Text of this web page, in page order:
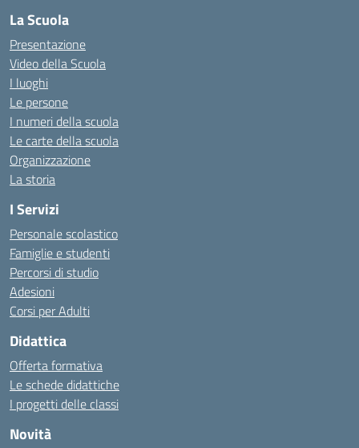
La Scuola
Presentazione
Video della Scuola
I luoghi
Le persone
I numeri della scuola
Le carte della scuola
Organizzazione
La storia
I Servizi
Personale scolastico
Famiglie e studenti
Percorsi di studio
Adesioni
Corsi per Adulti
Didattica
Offerta formativa
Le schede didattiche
I progetti delle classi
Novità